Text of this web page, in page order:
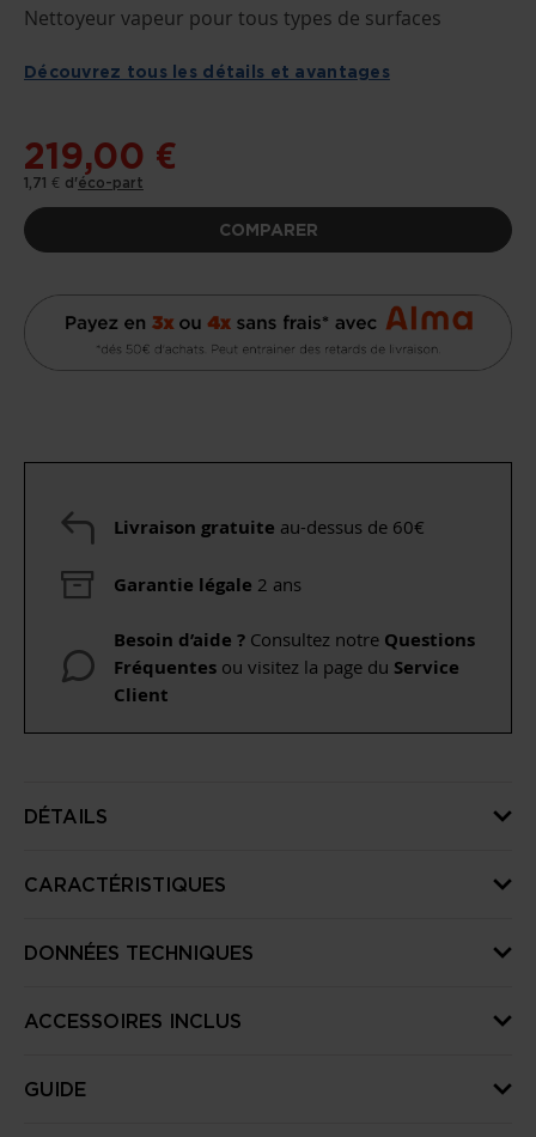
DÉBUT
DE
GALERIE
Nettoyeur vapeur pour tous types de surfaces
Découvrez tous les détails et avantages
219,00 €
1,71 € d'éco-part
COMPARER
Livraison gratuite au-dessus de 60€
Garantie légale 2 ans
Besoin d’aide ? Consultez notre Questions
Fréquentes ou visitez la page du Service
Client
DÉTAILS
CARACTÉRISTIQUES
DONNÉES TECHNIQUES
ACCESSOIRES INCLUS
GUIDE